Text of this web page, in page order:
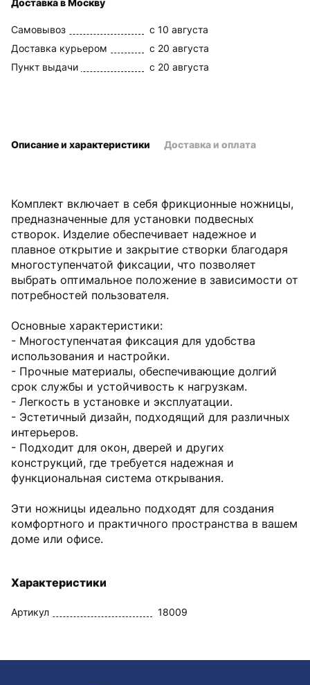
Доставка в Москву
Самовывоз
c 10 августа
Доставка курьером
c 20 августа
Пункт выдачи
c 20 августа
Комплект включает в себя фрикционные ножницы,
предназначенные для установки подвесных
створок. Изделие обеспечивает надежное и
плавное открытие и закрытие створки благодаря
многоступенчатой фиксации, что позволяет
выбрать оптимальное положение в зависимости от
потребностей пользователя.
Основные характеристики:
- Многоступенчатая фиксация для удобства
использования и настройки.
- Прочные материалы, обеспечивающие долгий
срок службы и устойчивость к нагрузкам.
- Легкость в установке и эксплуатации.
- Эстетичный дизайн, подходящий для различных
интерьеров.
- Подходит для окон, дверей и других
конструкций, где требуется надежная и
функциональная система открывания.
Эти ножницы идеально подходят для создания
комфортного и практичного пространства в вашем
доме или офисе.
Характеристики
Артикул 18009
Описание и характеристики Доставка и оплата